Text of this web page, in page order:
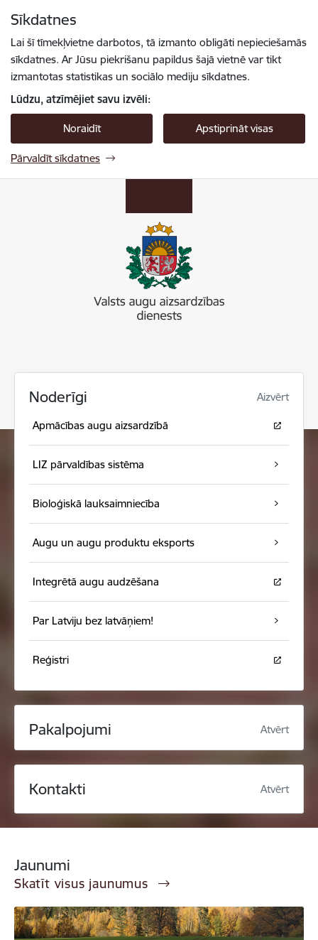
Sīkdatnes
Lai šī tīmekļvietne darbotos, tā izmanto obligāti nepieciešamās
sīkdatnes. Ar Jūsu piekrišanu papildus šajā vietnē var tikt
izmantotas statistikas un sociālo mediju sīkdatnes.
Lūdzu, atzīmējiet savu izvēli:
Noraidīt Apstiprināt visas
Pārvaldīt sīkdatnes
Noderīgi Aizvērt
Apmācības augu aizsardzībā
LIZ pārvaldības sistēma
Bioloģiskā lauksaimniecība
Augu un augu produktu eksports
Integrētā augu audzēšana
Par Latviju bez latvāņiem!
Reģistri
Pakalpojumi Atvērt
Kontakti Atvērt
Jaunumi
Skatīt visus jaunumus